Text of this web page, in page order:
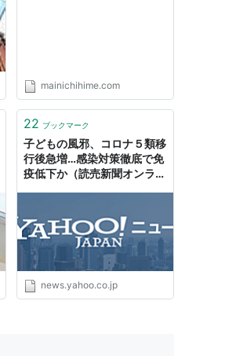
mainichihime.com
22 ブックマーク
子どもの風邪、コロナ５類移
行後急増…感染対策徹底で免
疫低下か（読売新聞オンライ
news.yahoo.co.jp